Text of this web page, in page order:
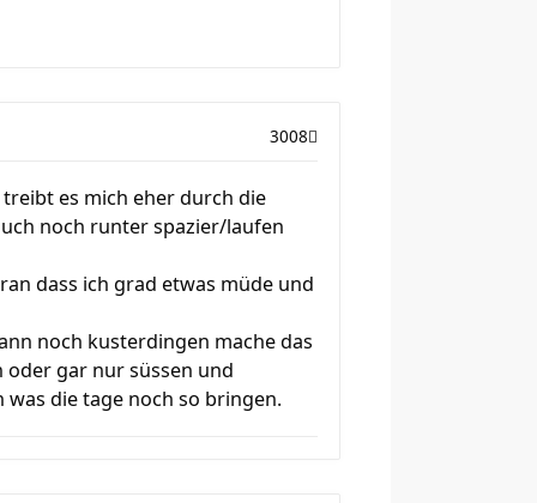
3008
es mich eher durch die
noch runter spazier/laufen
dass ich grad etwas müde und
noch kusterdingen mache das
gar nur süssen und
die tage noch so bringen.